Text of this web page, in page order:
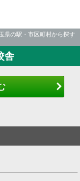
県の駅・市区町村から探す
舎